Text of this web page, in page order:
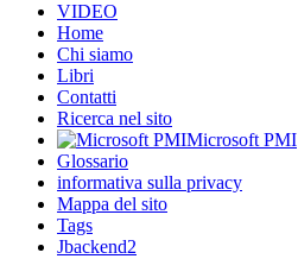
VIDEO
Home
Chi siamo
Libri
Contatti
Ricerca nel sito
Microsoft PMI
Glossario
informativa sulla privacy
Mappa del sito
Tags
Jbackend2